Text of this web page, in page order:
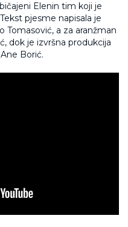
Elenin tim koji je
pjesme napisala je
Tomasović, a za aranžman
dok je izvršna produkcija
Borić.